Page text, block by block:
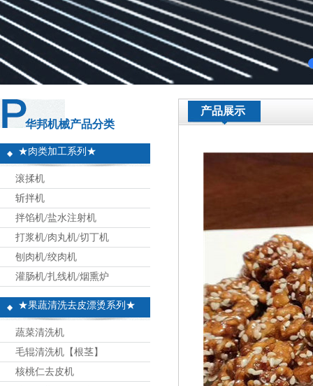
华邦机械产品分类
★肉类加工系列★
滚揉机
斩拌机
拌馅机/盐水注射机
打浆机/肉丸机/切丁机
刨肉机/绞肉机
灌肠机/扎线机/烟熏炉
★果蔬清洗去皮漂烫系列★
蔬菜清洗机
毛辊清洗机【根茎】
核桃仁去皮机
产品展示